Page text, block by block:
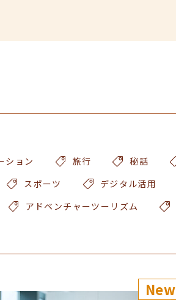
ション 旅行 秘話
スポーツ デジタル活用
アドベンチャーツーリズム
New